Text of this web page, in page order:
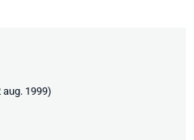
aug. 1999)